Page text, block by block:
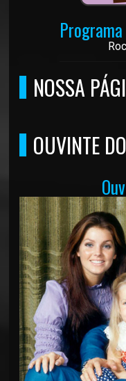
NOSSA
OUVINTE